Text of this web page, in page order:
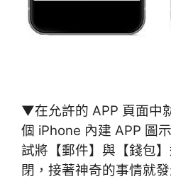
▼在允許的 APP 頁面中
個 iPhone 內建 APP 圖
試將【郵件】與【錢包
閉，接著神奇的事情就